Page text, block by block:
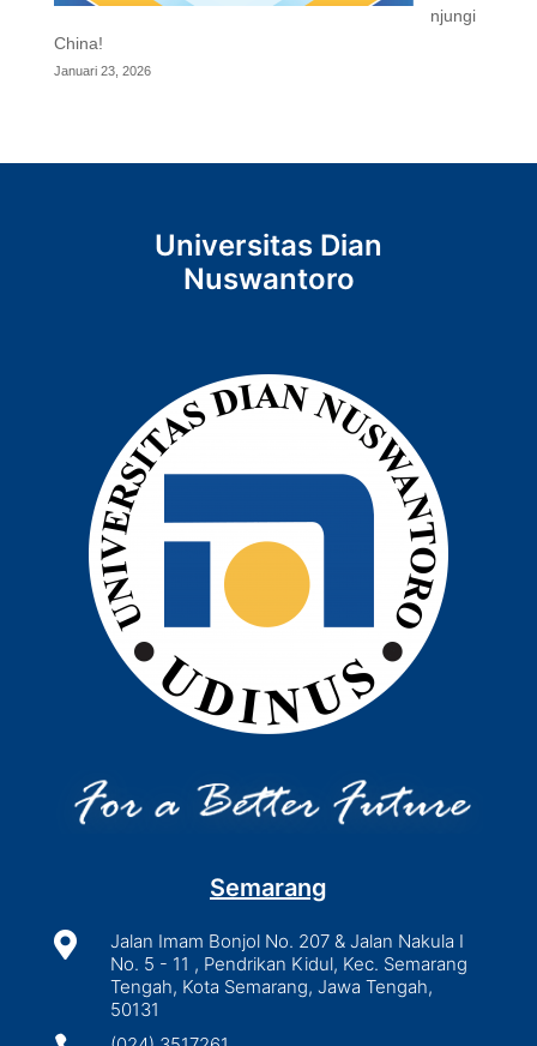
njungi
China!
Januari 23, 2026
Universitas Dian
Nuswantoro
Semarang

Jalan Imam Bonjol No. 207 & Jalan Nakula I
No. 5 - 11 , Pendrikan Kidul, Kec. Semarang
Tengah, Kota Semarang, Jawa Tengah,
50131